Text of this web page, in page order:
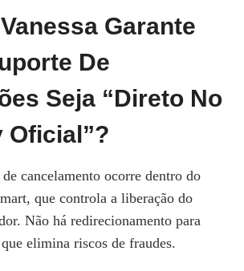
Garante
De
Seja “Direto No
Oficial”?
cancelamento ocorre dentro do
que controla a liberação do
Não há redirecionamento para
elimina riscos de fraudes.